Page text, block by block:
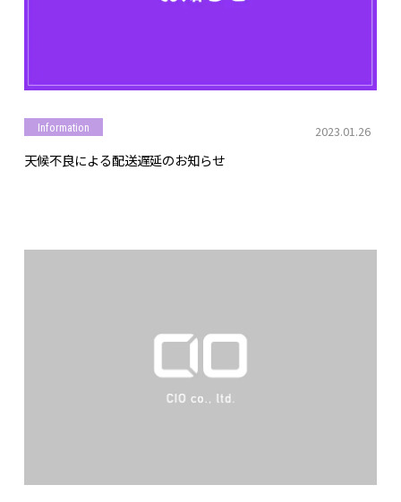
Information 2023.01.26
天候不良による配送遅延のお知らせ